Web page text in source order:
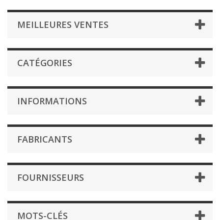
MEILLEURES VENTES
CATÉGORIES
INFORMATIONS
FABRICANTS
FOURNISSEURS
MOTS-CLÉS